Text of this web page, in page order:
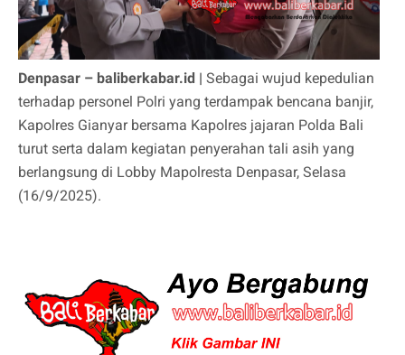
Denpasar – baliberkabar.id | Sebagai wujud kepedulian
terhadap personel Polri yang terdampak bencana banjir,
Kapolres Gianyar bersama Kapolres jajaran Polda Bali
turut serta dalam kegiatan penyerahan tali asih yang
berlangsung di Lobby Mapolresta Denpasar, Selasa
(16/9/2025).